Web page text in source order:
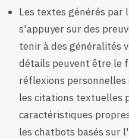
Les textes générés
s'appuyer sur des
tenir à des généralités
détails peuvent être le
réflexions
les citations textuelles
caractéristiques
les chatbots basés sur